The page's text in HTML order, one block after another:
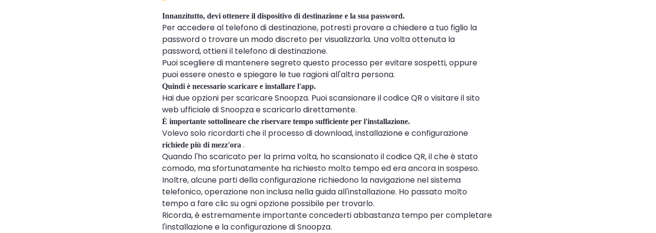
Innanzitutto, devi ottenere il dispositivo di destinazione e la sua password.
Per accedere al telefono di destinazione, potresti provare a chiedere a tuo figlio la
password o trovare un modo discreto per visualizzarla. Una volta ottenuta la
password, ottieni il telefono di destinazione.
Puoi scegliere di mantenere segreto questo processo per evitare sospetti, oppure
puoi essere onesto e spiegare le tue ragioni all'altra persona.
Quindi è necessario scaricare e installare l'app.
Hai due opzioni per scaricare Snoopza. Puoi scansionare il codice QR o visitare il sito
web ufficiale di Snoopza e scaricarlo direttamente.
È importante sottolineare che riservare tempo sufficiente per l'installazione.
Volevo solo ricordarti che il processo di download, installazione e configurazione
richiede più di mezz'ora .
Quando l'ho scaricato per la prima volta, ho scansionato il codice QR, il che è stato
comodo, ma sfortunatamente ha richiesto molto tempo ed era ancora in sospeso.
Inoltre, alcune parti della configurazione richiedono la navigazione nel sistema
telefonico, operazione non inclusa nella guida all'installazione. Ho passato molto
tempo a fare clic su ogni opzione possibile per trovarlo.
Ricorda, è estremamente importante concederti abbastanza tempo per completare
l'installazione e la configurazione di Snoopza.